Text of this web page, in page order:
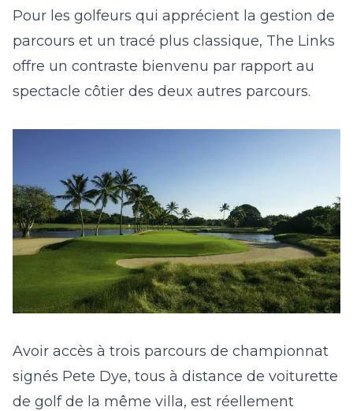
Pour les golfeurs qui apprécient la gestion de
parcours et un tracé plus classique, The Links
offre un contraste bienvenu par rapport au
spectacle côtier des deux autres parcours.
Avoir accès à trois parcours de championnat
signés Pete Dye, tous à distance de voiturette
de golf de la même villa, est réellement